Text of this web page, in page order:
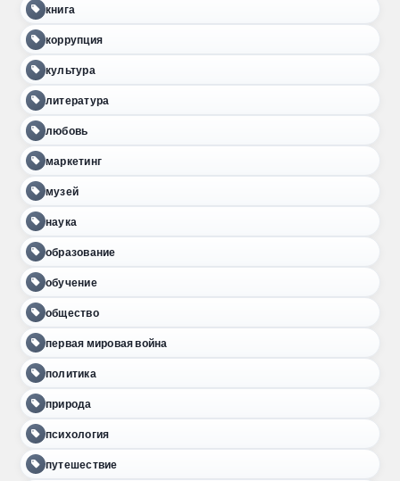
книга
коррупция
культура
литература
любовь
маркетинг
музей
наука
образование
обучение
общество
первая мировая война
политика
природа
психология
путешествие